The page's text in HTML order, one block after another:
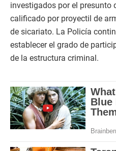
investigados por el presunto
calificado por proyectil de
de sicariato. La Policía
establecer el grado de
de la estructura criminal.